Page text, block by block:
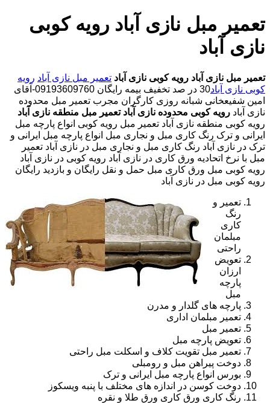
تعمیر مبل نازی آباد رویه کوبی
نازی آباد
تعمیر مبل نازی آباد رویه کوبی نازی آباد تعمیر مبل نازی آباد رویه
کوبی نازی آباد
30 در صد تخفیف بیمه رایگان 09193609760-آقای
امین شفیعخانی شبانه روزی کارگران مجرب تعمیر مبل محدوده
نازی آباد رویه کوبی محدوده نازی آباد تعمیر مبل منطقه نازی آباد
رویه کوبی منطقه نازی آباد تعمیر مبل رویه کوبی انواع پارچه مبل
ایرانی و ترک رنگ کاری مبل و نجاری مبل انواع پارچه مبل ایرانی و
ترک در نازی آباد رنگ کاری مبل و نجاری مبل در نازی آباد تعمیر
مبل با نرخ اتحادیه ورق کاری در نازی آباد رویه کوبی در نازی آباد
رویه کوبی مبل ورق کاری مبل حمل و نقل رایگان و بازدید رایگان
رویه کوبی مبل در نازی آباد
تعمیر و
رنگ
کاری
مبلمان
راحتی
تعویض
ارزان
پارچه
مبل
پارچه های گلدار و مدرن
تعمیر مبلمان اداری
تعمیر مبل
تعویض پارچه مبل
تعمیر مبل تقویت کلاف و اسکلت مبل راحتی
دوخت پیراهن مبل و رومبلی
بورس انواع پارچه مبل ایرانی و ترک
دوخت کوسن در اندازه های مختلف با پنبه ویسکوز
رنگ کاری ورق کاری ورق طلا و نقره